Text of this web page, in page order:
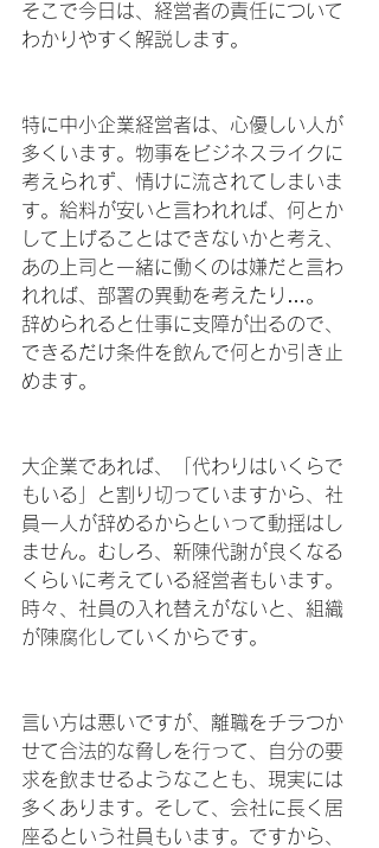
そこで今日は、経営者の責任について
わかりやすく解説します。
特に中小企業経営者は、心優しい人が
多くいます。物事をビジネスライクに
考えられず、情けに流されてしまいま
す。給料が安いと言われれば、何とか
して上げることはできないかと考え、
あの上司と一緒に働くのは嫌だと言わ
れれば、部署の異動を考えたり…。
辞められると仕事に支障が出るので、
できるだけ条件を飲んで何とか引き止
めます。
大企業であれば、「代わりはいくらで
もいる」と割り切っていますから、社
員一人が辞めるからといって動揺はし
ません。むしろ、新陳代謝が良くなる
くらいに考えている経営者もいます。
時々、社員の入れ替えがないと、組織
が陳腐化していくからです。
言い方は悪いですが、離職をチラつか
せて合法的な脅しを行って、自分の要
求を飲ませるようなことも、現実には
多くあります。そして、会社に長く居
座るという社員もいます。ですから、